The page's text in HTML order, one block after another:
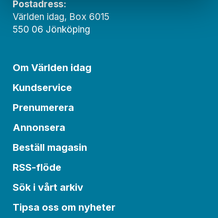
Postadress:
Världen idag, Box 6015
550 06 Jönköping
Om Världen idag
Kundservice
Prenumerera
Annonsera
Beställ magasin
RSS-flöde
Sök i vårt arkiv
Tipsa oss om nyheter